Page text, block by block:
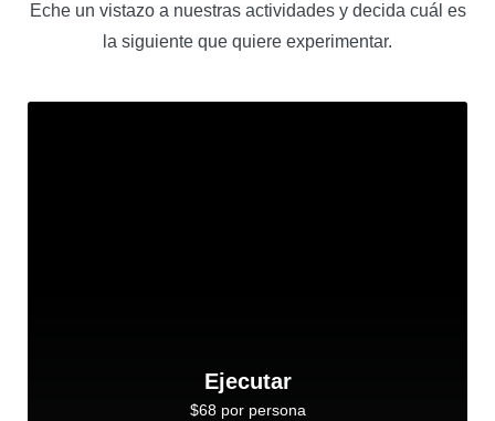
Eche un vistazo a nuestras actividades y decida cuál es
la siguiente que quiere experimentar.
Ejecutar
$68 por persona